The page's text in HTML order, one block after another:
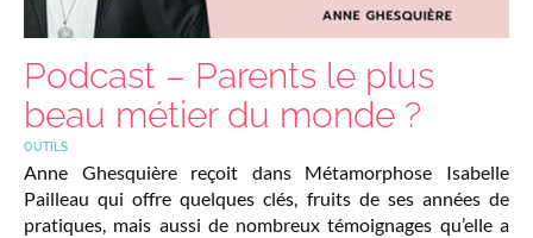
Podcast – Parents le plus
beau métier du monde ?
OUTILS
Anne Ghesquière reçoit dans Métamorphose Isabelle
Pailleau qui offre quelques clés, fruits de ses années de
pratiques, mais aussi de nombreux témoignages qu’elle a